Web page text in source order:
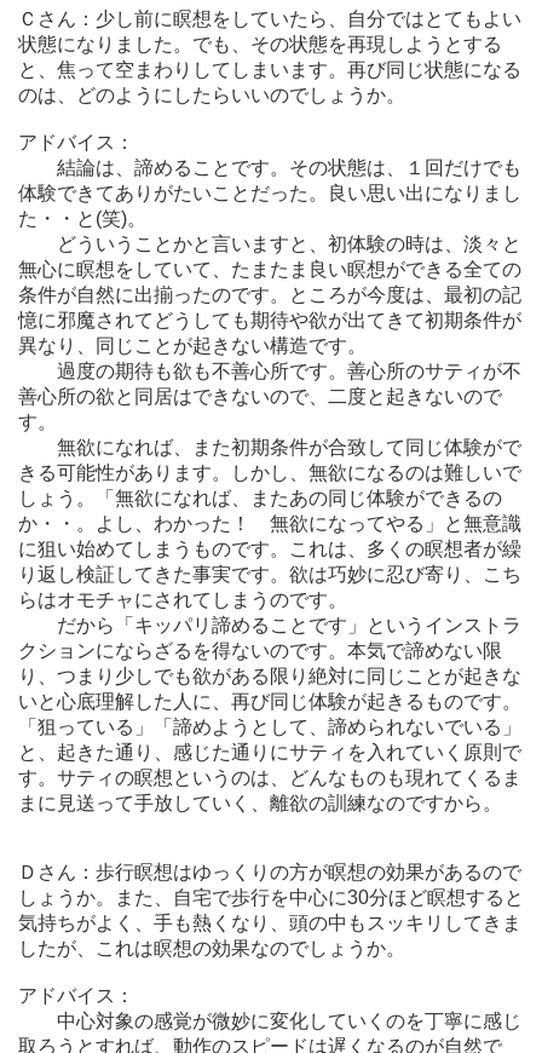
Ｃさん：少し前に瞑想をしていたら、自分ではとてもよい
状態になりました。でも、その状態を再現しようとする
と、焦って空まわりしてしまいます。再び同じ状態になる
のは、どのようにしたらいいのでしょうか。
アドバイス：
結論は、諦めることです。その状態は、１回だけでも
体験できてありがたいことだった。良い思い出になりまし
た・・と(笑)。
どういうことかと言いますと、初体験の時は、淡々と
無心に瞑想をしていて、たまたま良い瞑想ができる全ての
条件が自然に出揃ったのです。ところが今度は、最初の記
憶に邪魔されてどうしても期待や欲が出てきて初期条件が
異なり、同じことが起きない構造です。
過度の期待も欲も不善心所です。善心所のサティが不
善心所の欲と同居はできないので、二度と起きないので
す。
無欲になれば、また初期条件が合致して同じ体験がで
きる可能性があります。しかし、無欲になるのは難しいで
しょう。「無欲になれば、またあの同じ体験ができるの
か・・。よし、わかった！ 無欲になってやる」と無意識
に狙い始めてしまうものです。これは、多くの瞑想者が繰
り返し検証してきた事実です。欲は巧妙に忍び寄り、こち
らはオモチャにされてしまうのです。
だから「キッパリ諦めることです」というインストラ
クションにならざるを得ないのです。本気で諦めない限
り、つまり少しでも欲がある限り絶対に同じことが起きな
いと心底理解した人に、再び同じ体験が起きるものです。
「狙っている」「諦めようとして、諦められないでいる」
と、起きた通り、感じた通りにサティを入れていく原則で
す。サティの瞑想というのは、どんなものも現れてくるま
まに見送って手放していく、離欲の訓練なのですから。
Ｄさん：歩行瞑想はゆっくりの方が瞑想の効果があるので
しょうか。また、自宅で歩行を中心に30分ほど瞑想すると
気持ちがよく、手も熱くなり、頭の中もスッキリしてきま
したが、これは瞑想の効果なのでしょうか。
アドバイス：
中心対象の感覚が微妙に変化していくのを丁寧に感じ
取ろうとすれば、動作のスピードは遅くなるのが自然で